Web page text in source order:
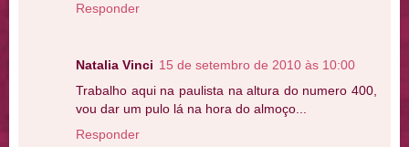
Responder
Natalia Vinci 15 de setembro de 2010 às 10:00
Trabalho aqui na paulista na altura do numero 400,
vou dar um pulo lá na hora do almoço...
Responder